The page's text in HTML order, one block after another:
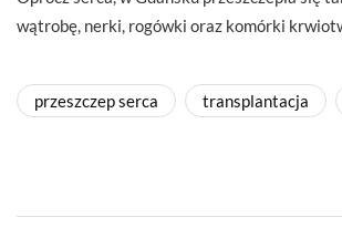
wątrobę, nerki, rogówki oraz komórki
przeszczep serca transplantacja